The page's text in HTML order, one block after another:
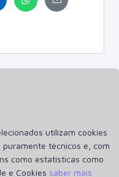
Hospedagem SSD de
de Domínios.
e Cookies
utilizam cookies
técnicos e, com
como estatísticas como
e Cookies saber mais